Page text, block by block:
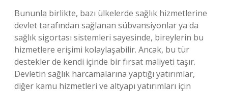
Bununla birlikte, bazı ülkelerde sağlık hizmetlerine
devlet tarafından sağlanan sübvansiyonlar ya da
sağlık sigortası sistemleri sayesinde, bireylerin bu
hizmetlere erişimi kolaylaşabilir. Ancak, bu tür
destekler de kendi içinde bir fırsat maliyeti taşır.
Devletin sağlık harcamalarına yaptığı yatırımlar,
diğer kamu hizmetleri ve altyapı yatırımları için